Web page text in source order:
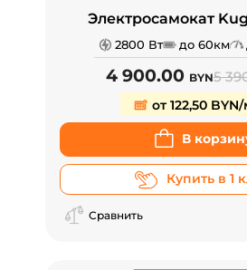
Электросамокат
2800 Вт до 60км
4 900.00 BYN5
от 122,50
В
Купить в 1
Сравнить